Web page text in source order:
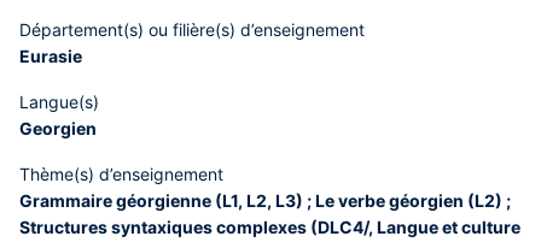
Département(s) ou filière(s) d’enseignement
Eurasie
Langue(s)
Georgien
Thème(s) d’enseignement
Grammaire géorgienne (L1, L2, L3) ; Le verbe géorgien (L2) ;
Structures syntaxiques complexes (DLC4/, Langue et culture